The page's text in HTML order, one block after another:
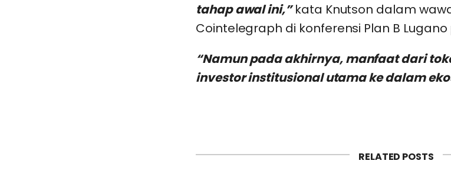
tahap awal ini,”kata Knutson dalam
Cointelegraph di konferensi Plan B
“Namun pada akhirnya, manfaat dari
investor institusional utama ke dalam
RELATED POSTS